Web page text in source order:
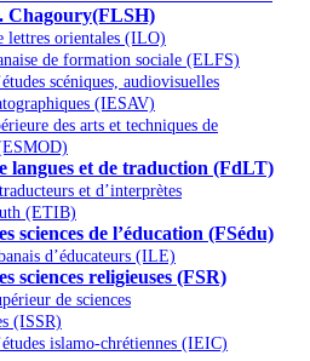
Chagoury(FLSH)
lettres orientales (ILO)
de formation sociale (ELFS)
scéniques, audiovisuelles
(IESAV)
des arts et techniques de
langues et de traduction (FdLT)
et d’interprètes
(ETIB)
sciences de l’éducation (FSédu)
d’éducateurs (ILE)
sciences religieuses (FSR)
de sciences
(ISSR)
islamo-chrétiennes (IEIC)